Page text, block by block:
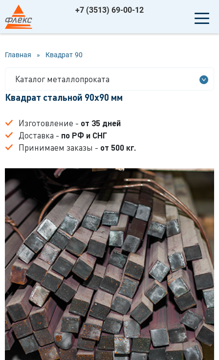
+7 (3513) 69-00-12
Главная » Квадрат 90
Каталог металлопроката
Квадрат стальной 90x90 мм
Изготовление - от 35 дней
Доставка - по РФ и СНГ
Принимаем заказы - от 500 кг.